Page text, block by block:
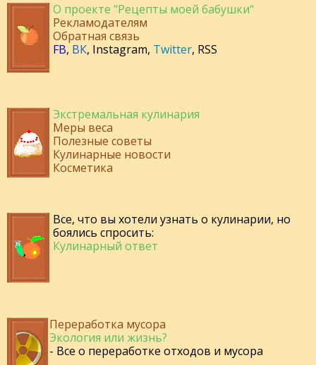
О проекте "Рецепты моей бабушки"
Рекламодателям
Обратная связь
FB, ВК, Instagram, Twitter, RSS
Экстремальная кулинария
Меры веса
Полезные советы
Кулинарные новости
Косметика
Все, что вы хотели узнать о кулинарии, но
боялись спросить:
Кулинарный ответ
Переработка мусора
Экология или жизнь?
- Все о переработке отходов и мусора